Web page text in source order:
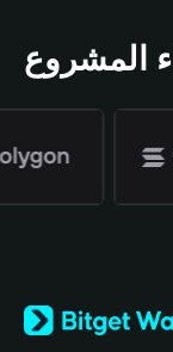
المشروع